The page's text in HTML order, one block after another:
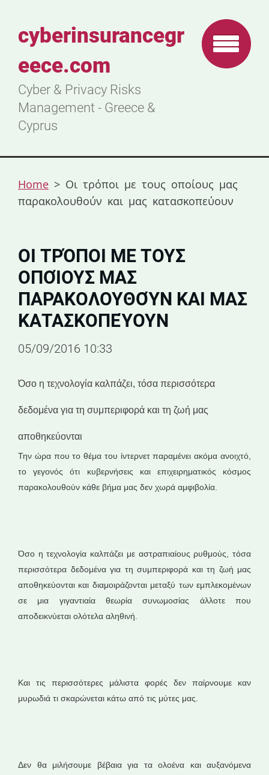
cyberinsurancegr
eece.com
Cyber & Privacy Risks
Management - Greece &
Cyprus
Home > Οι τρόποι με τους οποίους μας
παρακολουθούν και μας κατασκοπεύουν
ΟΙ ΤΡΌΠΟΙ ΜΕ ΤΟΥΣ
ΟΠΟΊΟΥΣ ΜΑΣ
ΠΑΡΑΚΟΛΟΥΘΟΎΝ ΚΑΙ ΜΑΣ
ΚΑΤΑΣΚΟΠΕΎΟΥΝ
05/09/2016 10:33
Όσο η τεχνολογία καλπάζει, τόσα περισσότερα
δεδομένα για τη συμπεριφορά και τη ζωή μας
αποθηκεύονται
Την ώρα που το θέμα του ίντερνετ παραμένει ακόμα ανοιχτό,
το γεγονός ότι κυβερνήσεις και επιχειρηματικός κόσμος
παρακολουθούν κάθε βήμα μας δεν χωρά αμφιβολία.
Όσο η τεχνολογία καλπάζει με αστραπιαίους ρυθμούς, τόσα
περισσότερα δεδομένα για τη συμπεριφορά και τη ζωή μας
αποθηκεύονται και διαμοιράζονται μεταξύ των εμπλεκομένων
σε μια γιγαντιαία θεωρία συνωμοσίας άλλοτε που
αποδεικνύεται ολότελα αληθινή.
Και τις περισσότερες μάλιστα φορές δεν παίρνουμε καν
μυρωδιά τι σκαρώνεται κάτω από τις μύτες μας.
Δεν θα μιλήσουμε βέβαια για τα ολοένα και αυξανόμενα